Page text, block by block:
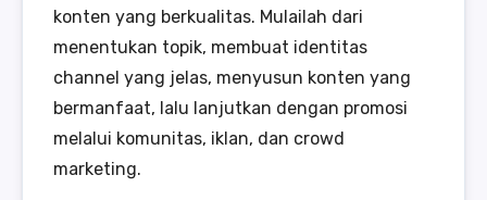
konten yang berkualitas. Mulailah dari
menentukan topik, membuat identitas
channel yang jelas, menyusun konten yang
bermanfaat, lalu lanjutkan dengan promosi
melalui komunitas, iklan, dan crowd
marketing.